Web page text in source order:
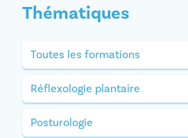
Thématiques
Toutes les formations
Réflexologie plantaire
Posturologie